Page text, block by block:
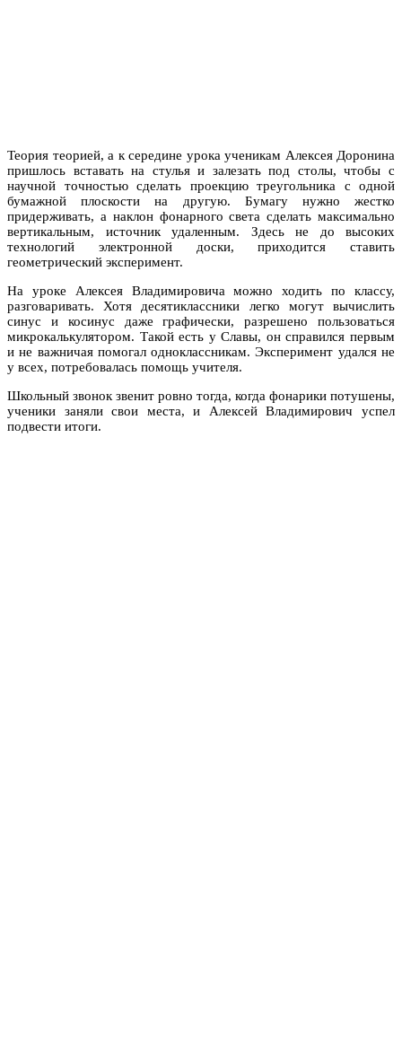
Теория теорией, а к середине урока ученикам Алексея Доронина
пришлось вставать на стулья и залезать под столы, чтобы с
научной точностью сделать проекцию треугольника с одной
бумажной плоскости на другую. Бумагу нужно жестко
придерживать, а наклон фонарного света сделать максимально
вертикальным, источник удаленным. Здесь не до высоких
технологий электронной доски, приходится ставить
геометрический эксперимент.
На уроке Алексея Владимировича можно ходить по классу,
разговаривать. Хотя десятиклассники легко могут вычислить
синус и косинус даже графически, разрешено пользоваться
микрокалькулятором. Такой есть у Славы, он справился первым
и не важничая помогал одноклассникам. Эксперимент удался не
у всех, потребовалась помощь учителя.
Школьный звонок звенит ровно тогда, когда фонарики потушены,
ученики заняли свои места, и Алексей Владимирович успел
подвести итоги.